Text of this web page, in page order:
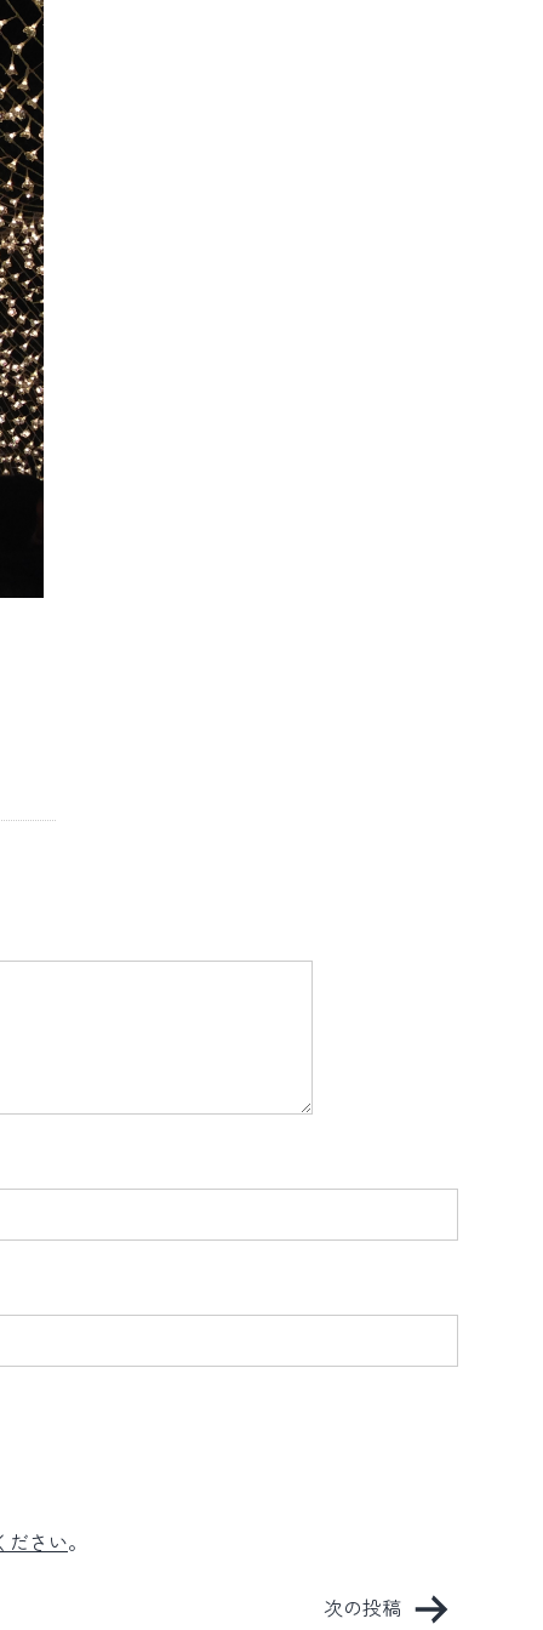
ださい。
次の投稿